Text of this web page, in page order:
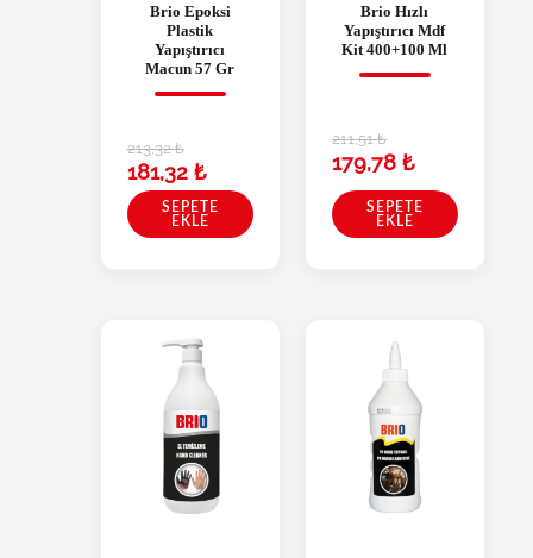
Brio Epoksi
Plastik
Yapıştırıcı
Macun 57 Gr
213,32₺
181,32 ₺
SEPETE
EKLE
Brio Hızlı
Yapıştırıcı Mdf
Kit 400+100 Ml
211,51₺
179,78 ₺
SEPETE
EKLE